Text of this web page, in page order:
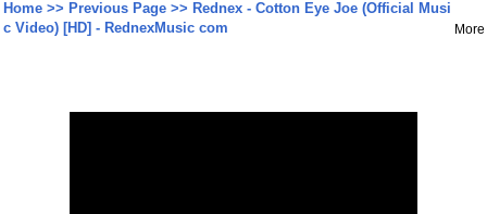
Home>> Previous Page>> Rednex - Cotton Eye Joe (Official Musi
c Video) [HD] - RednexMusic com
More